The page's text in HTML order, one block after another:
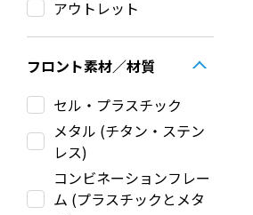
アウトレット
フロント素材／材質
セル・プラスチック
メタル (チタン・ステン
レス)
コンビネーションフレー
ム (プラスチックとメタ